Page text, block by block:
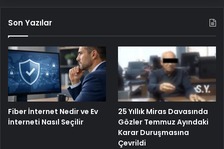
Son Yazılar
Fiber İnternet Nedir ve Ev
İnterneti Nasıl Seçilir
25 Yıllık Miras Davasında
Gözler Temmuz Ayındaki
Karar Duruşmasına
Çevrildi